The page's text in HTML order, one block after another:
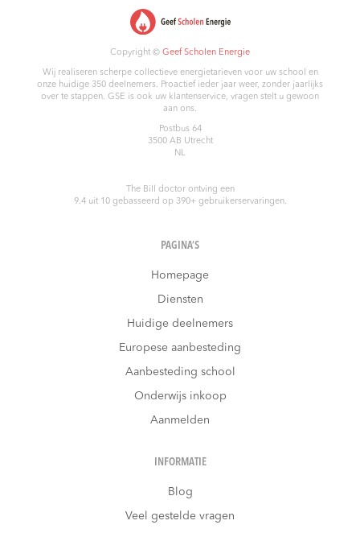
Copyright © Geef Scholen Energie
Wij realiseren scherpe collectieve energietarieven voor uw school en
onze huidige 350 deelnemers. Proactief ieder jaar weer, zonder jaarlijks
over te stappen. GSE is ook uw klantenservice, vragen stelt u gewoon
aan ons.
Postbus 64
3500 AB Utrecht
NL
The Bill doctorontving een
9.4uit 10gebasseerd op 390+ gebruikerservaringen.
PAGINA’S
Homepage
Diensten
Huidige deelnemers
Europese aanbesteding
Aanbesteding school
Onderwijs inkoop
Aanmelden
INFORMATIE
Blog
Veel gestelde vragen